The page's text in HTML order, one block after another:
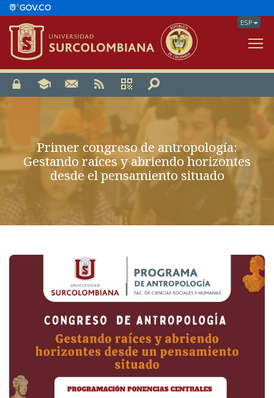
ESP
Primer congreso de antropología:
Gestando raíces y abriendo horizontes
desde el pensamiento situado